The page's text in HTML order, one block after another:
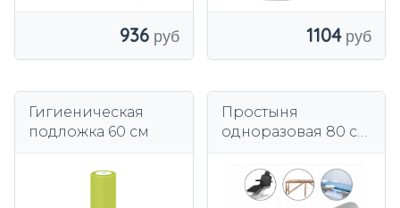
936 1104
Гигиеническая
подложка 60 см
Простыня
одноразовая 80 см
флизелиновая
подложка 80х50 м